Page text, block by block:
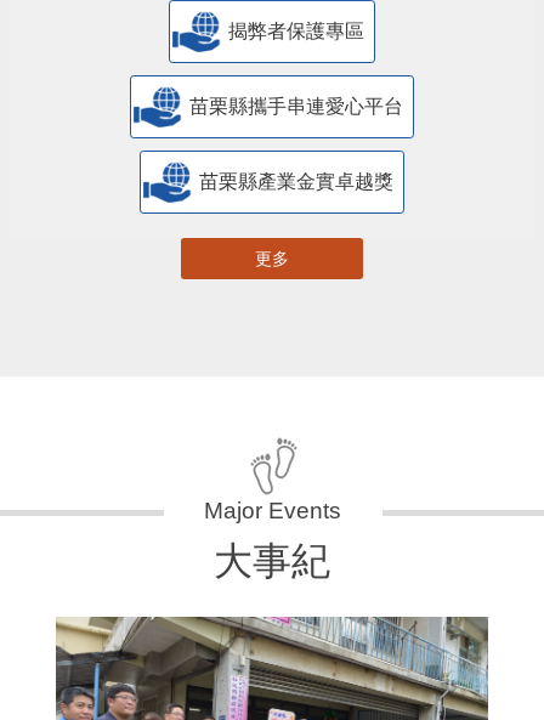
揭弊者保護專區
苗栗縣攜手串連愛心平台
苗栗縣產業金實卓越獎
更多
大事紀